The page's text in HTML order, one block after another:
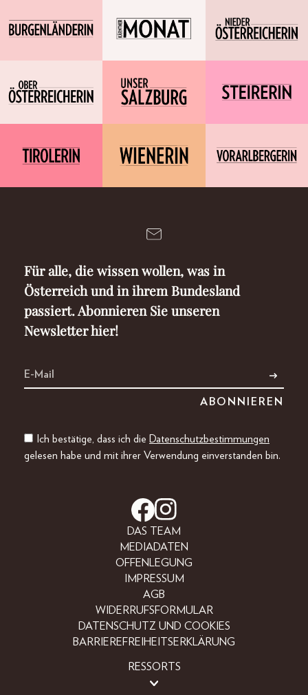
Für alle, die wissen wollen, was in
Österreich und in ihrem Bundesland
passiert. Abonnieren Sie unseren
Newsletter hier!
Ich bestätige, dass ich die Datenschutzbestimmungen
gelesen habe und mit ihrer Verwendung einverstanden bin.
DAS TEAM
MEDIADATEN
OFFENLEGUNG
IMPRESSUM
AGB
WIDERRUFSFORMULAR
DATENSCHUTZ UND COOKIES
BARRIEREFREIHEITSERKLÄRUNG
RESSORTS